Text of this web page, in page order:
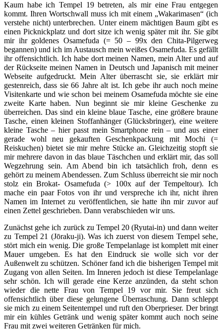
Kaum habe ich Tempel 19 betreten, als mir eine Frau entgegen
kommt. Ihren Wortschwall muss ich mit einem „Wakarimasen“ (ich
verstehe nicht) unterbrechen. Unter einem mächtigen Baum gibt es
einen Picknickplatz und dort sitze ich wenig später mit ihr. Sie gibt
mir ihr goldenes Osamefuda (= 50 – 99x den Chita-Pilgerweg
begannen) und ich im Austausch mein weißes Osamefuda. Es gefällt
ihr offensichtlich. Ich habe dort meinen Namen, mein Alter und auf
der Rückseite meinen Namen in Deutsch und Japanisch mit meiner
Webseite aufgedruckt. Mein Alter überrascht sie, sie erklärt mir
gestenreich, dass sie 66 Jahre alt ist. Ich gebe ihr auch noch meine
Visitenkarte und wie schon bei meinem Osamefuda möchte sie eine
zweite Karte haben. Nun beginnt sie mir kleine Geschenke zu
überreichen. Das sind ein kleine blaue Tasche, eine größere braune
Tasche, einen kleinen Stoffanhänger (Glücksbringer), eine weitere
kleine Tasche – hier passt mein Smartphone rein – und aus einer
gerade wohl neu gekauften Geschenkpackung mit Mochi (=
Reiskuchen) bietet sie mir mehre Stücke an. Gleichzeitig stopft sie
mir mehrere davon in das blaue Täschchen und erklärt mir, das soll
Wegzehrung sein. Am Abend bin ich tatsächlich froh, denn es
gehört zu meinem Abendessen. Zum Schluss überreicht sie mir noch
stolz ein Brokat- Osamefuda (> 100x auf der Tempeltour). Ich
mache ein paar Fotos von ihr und verspreche ich ihr, nicht ihren
Namen im Internet zu veröffentlichen, sie hatte ihn mir zuvor auf
einen Zettel geschrieben. Dann verabschieden wir uns.
Zunächst gehe ich zurück zu Tempel 20 (Ryutai-in) und dann weiter
zu Tempel 21 (Jōraku-ji). Was ich zuerst von diesem Tempel sehe,
stört mich ein wenig. Die große Tempelanlage ist komplett mit einer
Mauer umgeben. Es hat den Eindruck sie wolle sich vor der
Außenwelt zu schützen. Schöner fand ich die bisherigen Tempel mit
Zugang von allen Seiten. Im Inneren jedoch ist diese Tempelanlage
sehr schön. Ich will gerade eine Kerze anzünden, da steht schon
wieder die nette Frau von Tempel 19 vor mir. Sie freut sich
offensichtlich über diese gelungene Überraschung. Dann schleppt
sie mich zu einem Seitentempel und ruft den Oberprieser. Der bringt
mir ein kühles Getränk und wenig später kommt auch noch seine
Frau mit zwei weiteren Getränken für mich.